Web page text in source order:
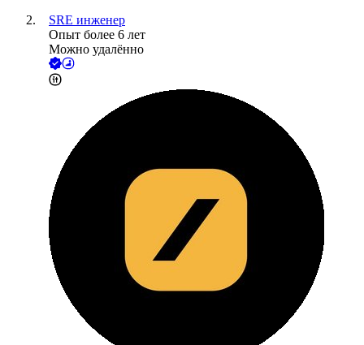
SRE инженер
Опыт более 6 лет
Можно удалённо